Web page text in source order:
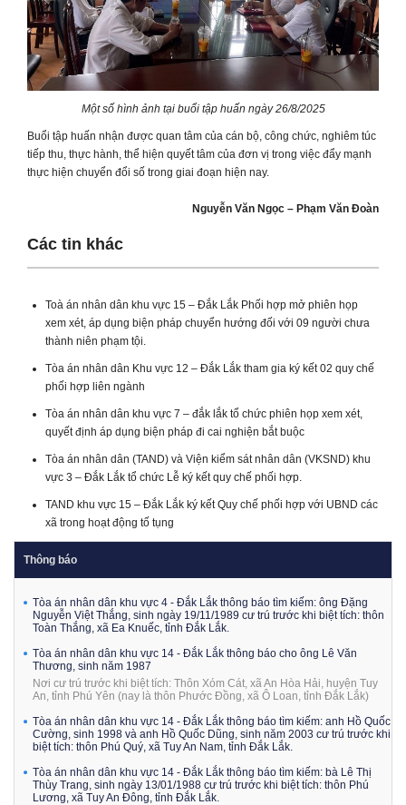
Một số hình ảnh tại buổi tập huấn ngày 26/8/2025
Buổi tập huấn nhận được quan tâm của cán bộ, công chức, nghiêm túc
tiếp thu, thực hành, thể hiện quyết tâm của đơn vị trong việc đẩy mạnh
thực hiện chuyển đổi số trong giai đoạn hiện nay.
Nguyễn Văn Ngọc – Phạm Văn Đoàn
Các tin khác
Toà án nhân dân khu vực 15 – Đắk Lắk Phối hợp mở phiên họp
xem xét, áp dụng biện pháp chuyển hướng đối với 09 người chưa
thành niên phạm tội.
Tòa án nhân dân Khu vực 12 – Đắk Lắk tham gia ký kết 02 quy chế
phối hợp liên ngành
Tòa án nhân dân khu vực 7 – đắk lắk tổ chức phiên họp xem xét,
quyết định áp dụng biện pháp đi cai nghiện bắt buộc
Tòa án nhân dân (TAND) và Viện kiểm sát nhân dân (VKSND) khu
vực 3 – Đắk Lắk tổ chức Lễ ký kết quy chế phối hợp.
TAND khu vực 15 – Đắk Lắk ký kết Quy chế phối hợp với UBND các
xã trong hoạt động tố tụng
Thông báo
Tòa án nhân dân khu vực 4 - Đắk Lắk thông báo tìm kiếm: ông Đặng
Nguyễn Việt Thắng, sinh ngày 19/11/1989 cư trú trước khi biệt tích: thôn
Toàn Thắng, xã Ea Knuếc, tỉnh Đắk Lắk.
Tòa án nhân dân khu vực 14 - Đắk Lắk thông báo cho ông Lê Văn
Thương, sinh năm 1987
Nơi cư trú trước khi biệt tích: Thôn Xóm Cát, xã An Hòa Hải, huyện Tuy
An, tỉnh Phú Yên (nay là thôn Phước Đồng, xã Ô Loan, tỉnh Đắk Lắk)
Tòa án nhân dân khu vực 14 - Đắk Lắk thông báo tìm kiếm: anh Hồ Quốc
Cường, sinh 1998 và anh Hồ Quốc Dũng, sinh năm 2003 cư trú trước khi
biệt tích: thôn Phú Quý, xã Tuy An Nam, tỉnh Đắk Lắk.
Tòa án nhân dân khu vực 14 - Đắk Lắk thông báo tìm kiếm: bà Lê Thị
Thùy Trang, sinh ngày 13/01/1988 cư trú trước khi biệt tích: thôn Phú
Lương, xã Tuy An Đông, tỉnh Đắk Lắk.